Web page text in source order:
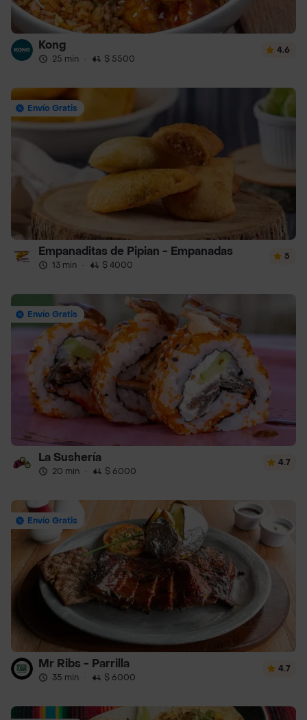
Kong
25 min · $ 5500
4.6
Envío Gratis
Empanaditas de Pipian - Empanadas
13 min · $ 4000
5
Envío Gratis
La Sushería
20 min · $ 6000
4.7
Envío Gratis
Mr Ribs - Parrilla
35 min · $ 6000
4.7